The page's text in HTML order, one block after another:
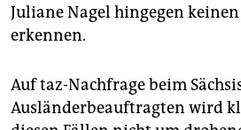
Juliane Nagel hingegen
erkennen.
Auf taz-Nachfrage beim
Ausländerbeauftragten wird